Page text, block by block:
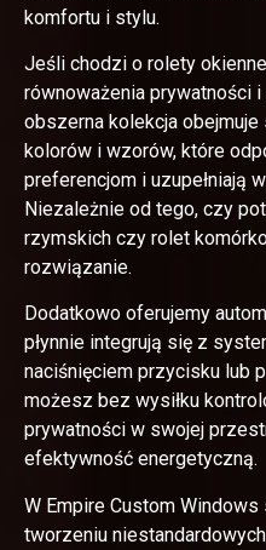
komfortu i stylu.
Jeśli chodzi o rolety
równoważenia prywatności i
obszerna kolekcja obejmuje
kolorów i wzorów, które
preferencjom i uzupełniają
Niezależnie od tego, czy
rzymskich czy rolet
rozwiązanie.
Dodatkowo oferujemy
płynnie integrują się z
naciśnięciem przycisku lub
możesz bez wysiłku
prywatności w swojej
efektywność energetyczną.
W Empire Custom
tworzeniu